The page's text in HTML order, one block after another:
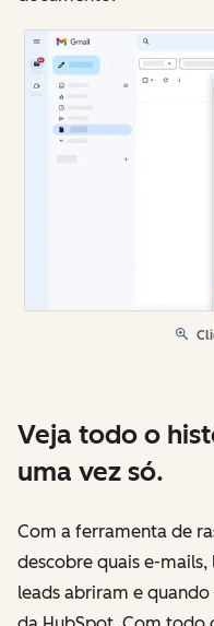
Veja todo o
uma vez só.
Com a ferramenta de
descobre quais e-mails,
leads abriram e